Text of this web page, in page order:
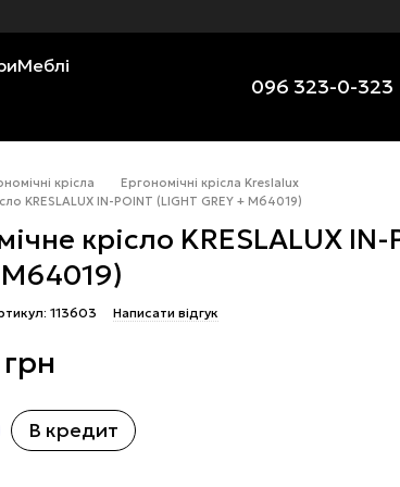
Меблі
096 323-0-323
крісла
Ергономічні крісла Kreslalux
KRESLALUX IN-POINT (LIGHT GREY + M64019)
крісло KRESLALUX IN-
M64019)
113603 Написати відгук
В кредит